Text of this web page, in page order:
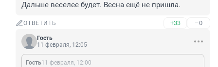
Дальше веселее будет. Весна ещё не пришла.
ОТВЕТИТЬ +33 –0
Гость
11 февраля, 12:05
Гость11 февраля, 12:00